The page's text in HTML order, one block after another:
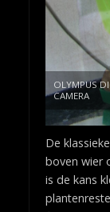
OLYMPUS
CAMERA
De
boven wier
is de kans